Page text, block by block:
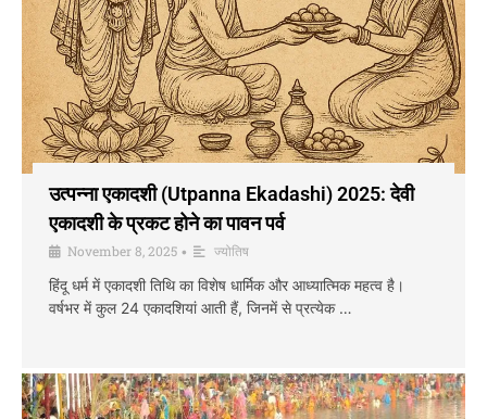
उत्पन्ना एकादशी (Utpanna Ekadashi) 2025: देवी
एकादशी के प्रकट होने का पावन पर्व
November 8, 2025 • ज्योतिष
हिंदू धर्म में एकादशी तिथि का विशेष धार्मिक और आध्यात्मिक महत्व है।
वर्षभर में कुल 24 एकादशियां आती हैं, जिनमें से प्रत्येक …